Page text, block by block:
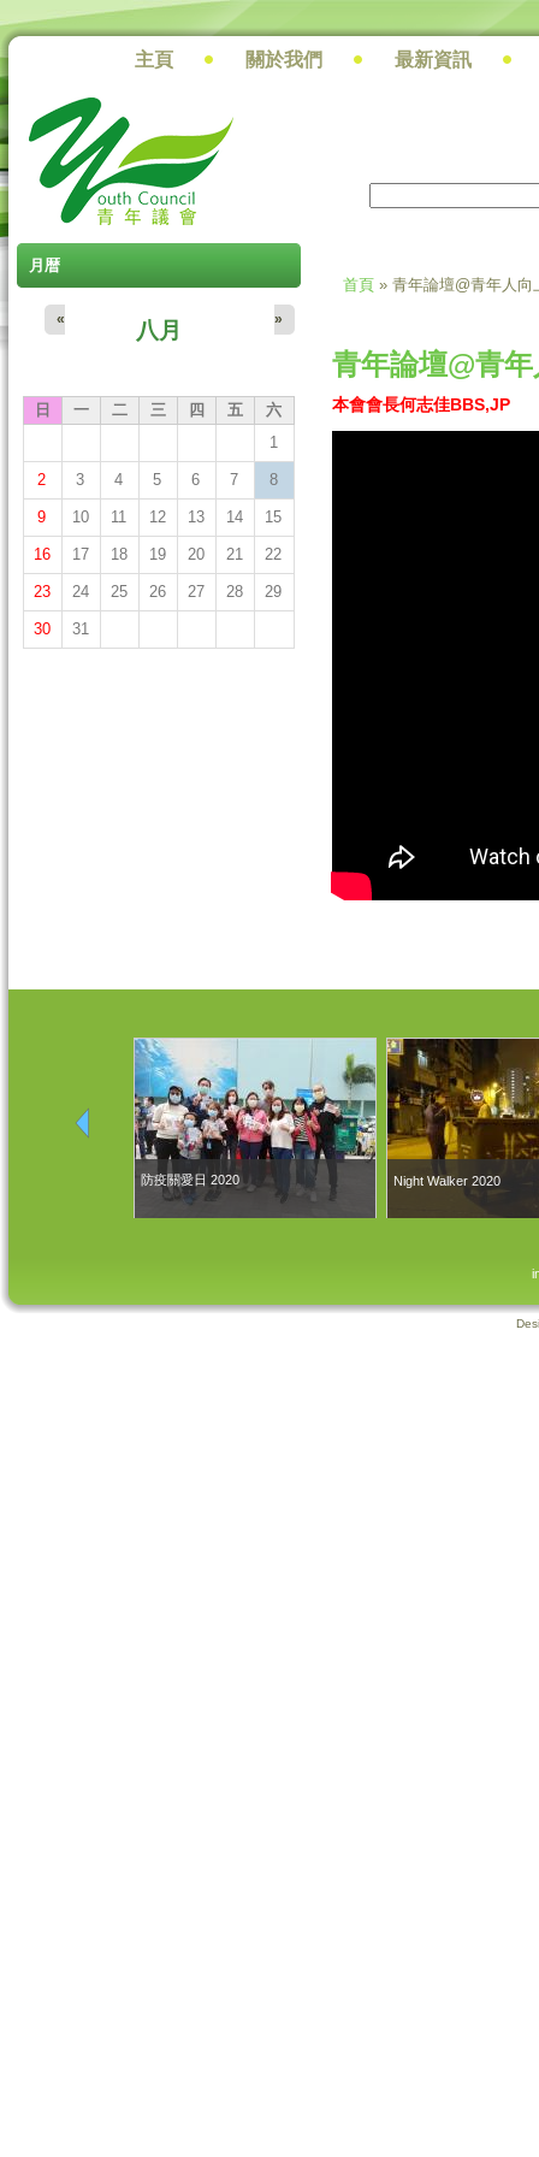
搜尋
主頁 關於我們 最新資訊
月暦
八月
« »
日 一 二 三 四 五
六
1
2 3 4 5 6 7 8
9 10 11 12 13 14 15
16 17 18 19 20 21 22
23 24 25 26 27 28 29
30 31
首頁 » 青年論壇@青年人
青年論壇@青
本會會長何志佳BBS,JP
防疫關愛日 2020 Night Walker 2020